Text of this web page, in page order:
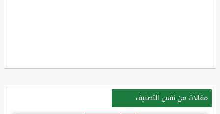
مقالات من نفس التصنيف